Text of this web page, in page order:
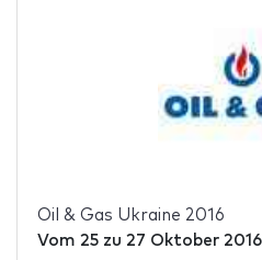
Oil & Gas Ukraine 2016
Vom 25zu 27 Oktober 2016